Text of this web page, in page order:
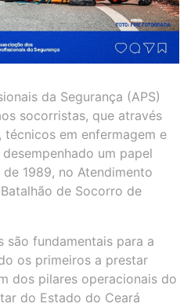
da Segurança (APS)
socorristas, que através
em enfermagem e
um papel
1989, no Atendimento
de Socorro de
são fundamentais para a
os primeiros a prestar
dos pilares operacionais do
do Estado do Ceará